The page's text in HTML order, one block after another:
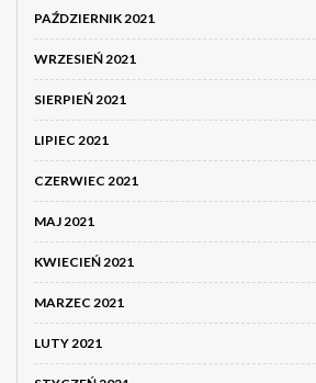
PAŹDZIERNIK 2021
WRZESIEŃ 2021
SIERPIEŃ 2021
LIPIEC 2021
CZERWIEC 2021
MAJ 2021
KWIECIEŃ 2021
MARZEC 2021
LUTY 2021